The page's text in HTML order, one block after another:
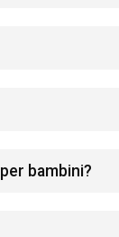
bambini?